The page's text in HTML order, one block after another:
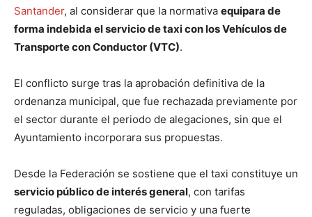
Santander, al considerar que la normativa equipara de
forma indebida el servicio de taxi con los Vehículos de
Transporte con Conductor (VTC).
El conflicto surge tras la aprobación definitiva de la
ordenanza municipal, que fue rechazada previamente por
el sector durante el periodo de alegaciones, sin que el
Ayuntamiento incorporara sus propuestas.
Desde la Federación se sostiene que el taxi constituye un
servicio público de interés general, con tarifas
reguladas, obligaciones de servicio y una fuerte